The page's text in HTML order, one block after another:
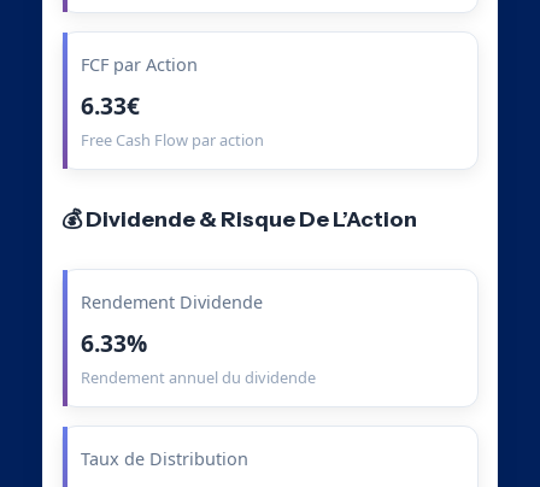
FCF par Action
6.33€
Free Cash Flow par action
💰 Dividende & Risque De L’Action
Rendement Dividende
6.33%
Rendement annuel du dividende
Taux de Distribution